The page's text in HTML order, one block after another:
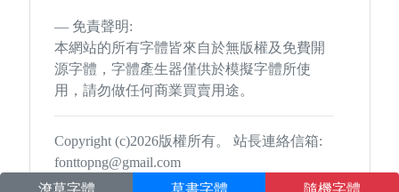
免責聲明:
本網站的所有字體皆來自於無版權及免費開
源字體，字體產生器僅供於模擬字體所使
用，請勿做任何商業買賣用途。
Copyright (c)2026版權所有。 站長連絡信箱:
fonttopng@gmail.com
潦草字體
草書字體 隨機字體